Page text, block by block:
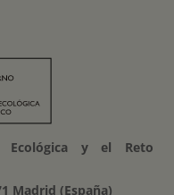
Ecológica y el Reto
Madrid (España)